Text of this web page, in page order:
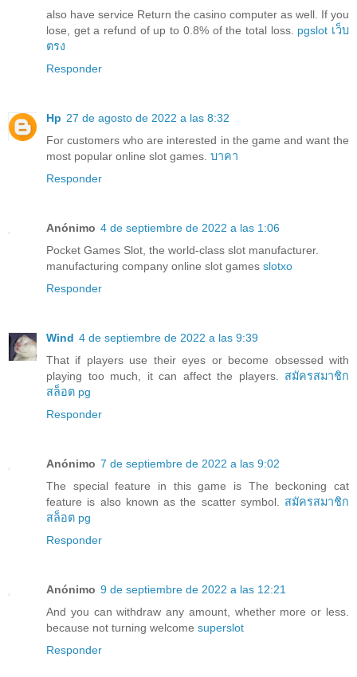
also have service Return the casino computer as well. If you
lose, get a refund of up to 0.8% of the total loss. pgslot เว็บ
ตรง
Responder
Hp 27 de agosto de 2022 a las 8:32
For customers who are interested in the game and want the
most popular online slot games. บาคา
Responder
Anónimo 4 de septiembre de 2022 a las 1:06
Pocket Games Slot, the world-class slot manufacturer.
manufacturing company online slot games slotxo
Responder
Wind 4 de septiembre de 2022 a las 9:39
That if players use their eyes or become obsessed with
playing too much, it can affect the players. สมัครสมาชิก
สล็อต pg
Responder
Anónimo 7 de septiembre de 2022 a las 9:02
The special feature in this game is The beckoning cat
feature is also known as the scatter symbol. สมัครสมาชิก
สล็อต pg
Responder
Anónimo 9 de septiembre de 2022 a las 12:21
And you can withdraw any amount, whether more or less.
because not turning welcome superslot
Responder